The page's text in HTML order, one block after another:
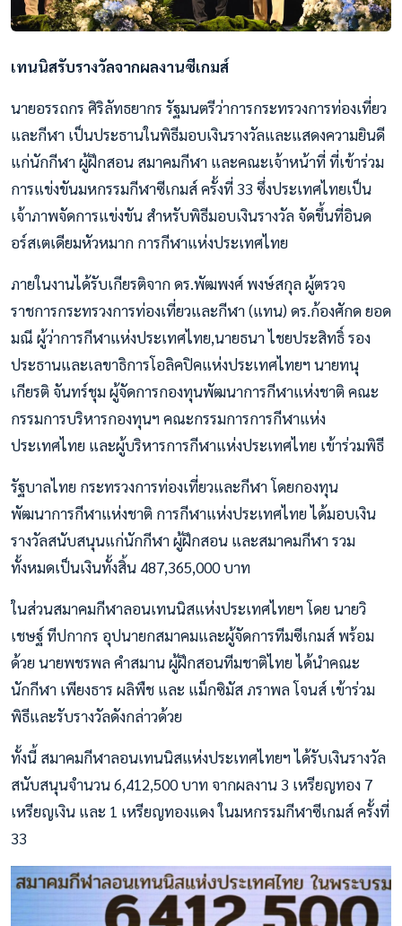
เทนนิสรับรางวัลจากผลงานซีเกมส์
นายอรรถกร ศิริลัทธยากร รัฐมนตรีว่าการกระทรวงการท่องเที่ยว
และกีฬา เป็นประธานในพิธีมอบเงินรางวัลและแสดงความยินดี
แก่นักกีฬา ผู้ฝึกสอน สมาคมกีฬา และคณะเจ้าหน้าที่ ที่เข้าร่วม
การแข่งขันมหกรรมกีฬาซีเกมส์ ครั้งที่ 33 ซึ่งประเทศไทยเป็น
เจ้าภาพจัดการแข่งขัน สำหรับพิธีมอบเงินรางวัล จัดขึ้นที่อินด
อร์สเตเดียมหัวหมาก การกีฬาแห่งประเทศไทย
ภายในงานได้รับเกียรติจาก ดร.พัฒพงศ์ พงษ์สกุล ผู้ตรวจ
ราชการกระทรวงการท่องเที่ยวและกีฬา (แทน) ดร.ก้องศักด ยอด
มณี ผู้ว่าการกีฬาแห่งประเทศไทย,นายธนา ไชยประสิทธิ์ รอง
ประธานและเลขาธิการโอลิคปิคแห่งประเทศไทยฯ นายทนุ
เกียรติ จันทร์ชุม ผู้จัดการกองทุนพัฒนาการกีฬาแห่งชาติ คณะ
กรรมการบริหารกองทุนฯ คณะกรรมการการกีฬาแห่ง
ประเทศไทย และผู้บริหารการกีฬาแห่งประเทศไทย เข้าร่วมพิธี
รัฐบาลไทย กระทรวงการท่องเที่ยวและกีฬา โดยกองทุน
พัฒนาการกีฬาแห่งชาติ การกีฬาแห่งประเทศไทย ได้มอบเงิน
รางวัลสนับสนุนแก่นักกีฬา ผู้ฝึกสอน และสมาคมกีฬา รวม
ทั้งหมดเป็นเงินทั้งสิ้น 487,365,000 บาท
ในส่วนสมาคมกีฬาลอนเทนนิสแห่งประเทศไทยฯ โดย นายวิ
เชษฐ์ ทีปกากร อุปนายกสมาคมและผู้จัดการทีมซีเกมส์ พร้อม
ด้วย นายพชรพล คำสมาน ผู้ฝึกสอนทีมชาติไทย ได้นำคณะ
นักกีฬา เพียงธาร ผลิพืช และ แม็กซิมัส ภราพล โจนส์ เข้าร่วม
พิธีและรับรางวัลดังกล่าวด้วย
ทั้งนี้ สมาคมกีฬาลอนเทนนิสแห่งประเทศไทยฯ ได้รับเงินรางวัล
สนับสนุนจำนวน 6,412,500 บาท จากผลงาน 3 เหรียญทอง 7
เหรียญเงิน และ 1 เหรียญทองแดง ในมหกรรมกีฬาซีเกมส์ ครั้งที่
33